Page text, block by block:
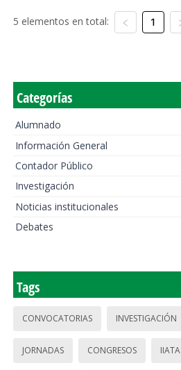
5 elementos en total: 1
Categorías
Alumnado
Información General
Contador Público
Investigación
Noticias institucionales
Debates
Tags
CONVOCATORIAS INVESTIGACIÓN
JORNADAS CONGRESOS IIATA